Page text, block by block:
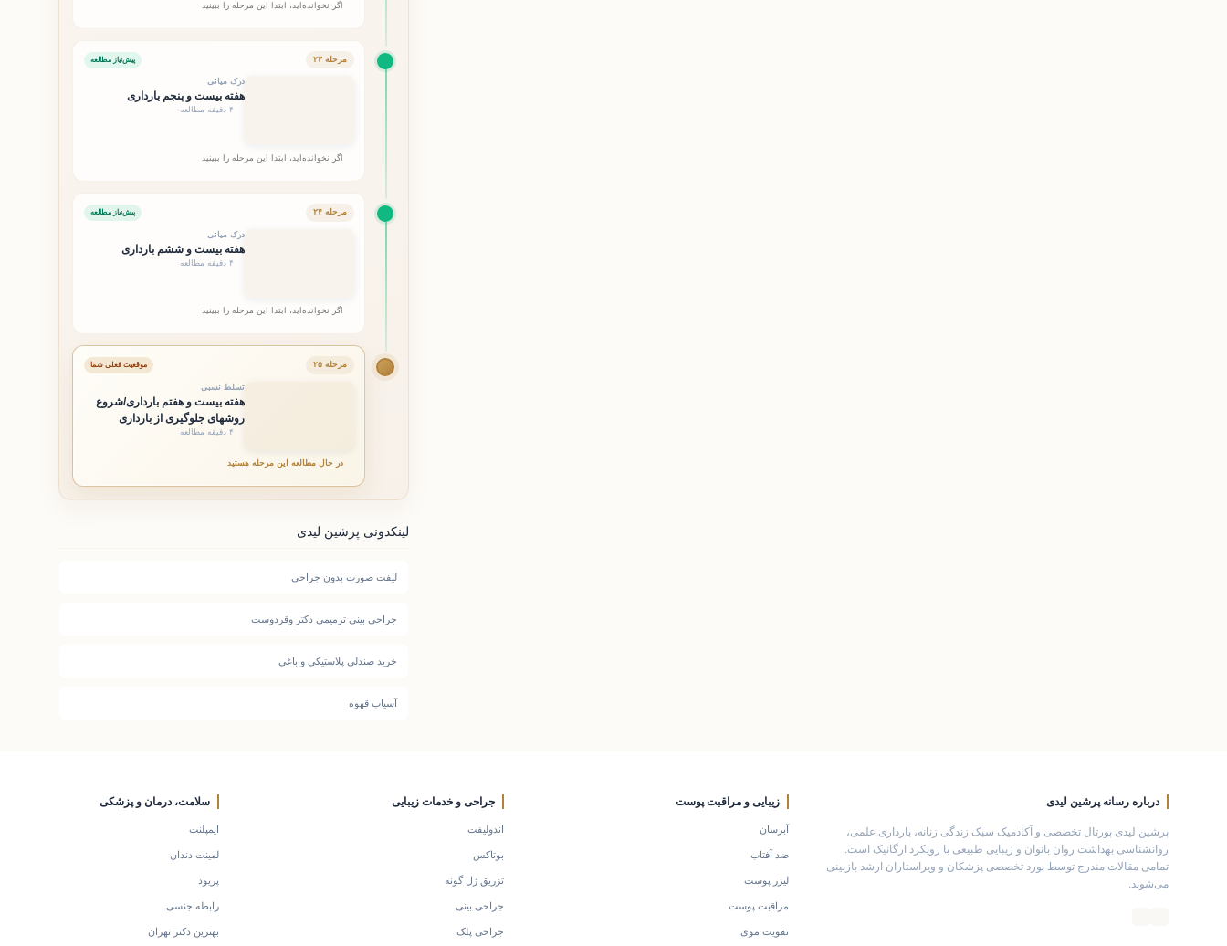
اگر نخوانده‌اید، ابتدا این مرحله را ببینید
مرحله ۲۳ پیش‌نیاز مطالعه
درک میانی
هفته بیست و پنجم بارداری
۴ دقیقه مطالعه
اگر نخوانده‌اید، ابتدا این مرحله را ببینید
مرحله ۲۴ پیش‌نیاز مطالعه
درک میانی
هفته بیست و ششم بارداری
۴ دقیقه مطالعه
اگر نخوانده‌اید، ابتدا این مرحله را ببینید
مرحله ۲۵ موقعیت فعلی شما
تسلط نسبی
هفته بیست و هفتم بارداری/شروع
روشهای جلوگیری از بارداری
۴ دقیقه مطالعه
در حال مطالعه این مرحله هستید
لینکدونی پرشین لیدی
لیفت صورت بدون جراحی
جراحی بینی ترمیمی دکتر وقردوست
خرید صندلی پلاستیکی و باغی
آسیاب قهوه
درباره رسانه پرشین لیدی
پرشین لیدی پورتال تخصصی و آکادمیک سبک زندگی زنانه، بارداری علمی،
روانشناسی بهداشت روان بانوان و زیبایی طبیعی با رویکرد ارگانیک است.
تمامی مقالات مندرج توسط بورد تخصصی پزشکان و ویراستاران ارشد بازبینی
می‌شوند.
زیبایی و مراقبت پوست
آبرسان
ضد آفتاب
لیزر پوست
مراقبت پوست
تقویت موی
جراحی و خدمات زیبایی
اندولیفت
بوتاکس
تزریق ژل گونه
جراحی بینی
جراحی پلک
سلامت، درمان و پزشکی
ایمپلنت
لمینت دندان
پریود
رابطه جنسی
بهترین دکتر تهران